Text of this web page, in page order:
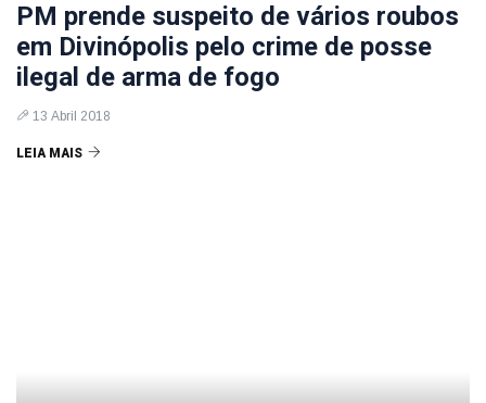
PM prende suspeito de vários roubos
em Divinópolis pelo crime de posse
ilegal de arma de fogo
13 Abril 2018
LEIA MAIS